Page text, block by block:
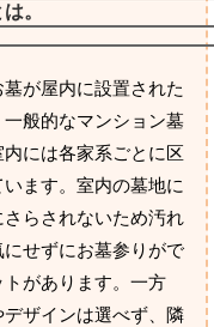
。
が屋内に設置された
般的なマンション墓
には各家系ごとに区
ます。室内の墓地に
らされないため汚れ
せずにお墓参りがで
があります。一方
ザインは選べず、隣